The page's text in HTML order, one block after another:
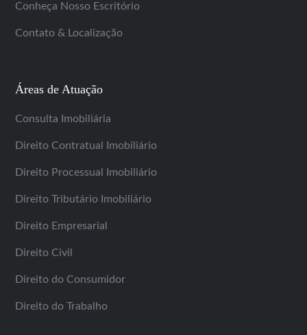
Conheça Nosso Escritório
Contato & Localização
Áreas de Atuação
Consulta Imobiliária
Direito Contratual Imobiliário
Direito Processual Imobiliário
Direito Tributário Imobiliário
Direito Empresarial
Direito Civil
Direito do Consumidor
Direito do Trabalho